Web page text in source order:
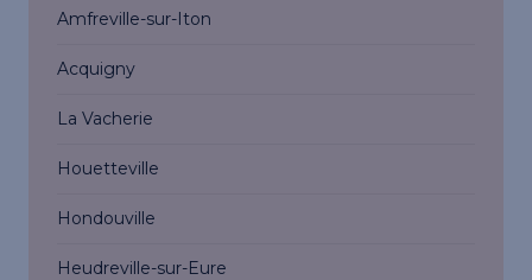
Amfreville-sur-Iton
Acquigny
La Vacherie
Houetteville
Hondouville
Heudreville-sur-Eure